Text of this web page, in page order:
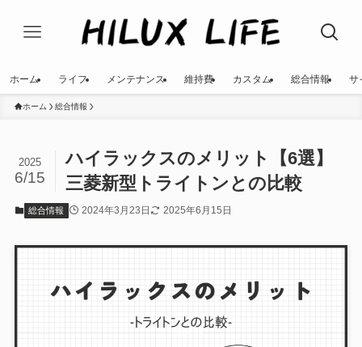
ホーム ライフ メンテナンス 維持費 カスタム 総合情報 サ
ホーム 総合情報
ハイラックスのメリット【6選】
三菱新型トライトンとの比較
2025
6/15
総合情報 2024年3月23日 2025年6月15日